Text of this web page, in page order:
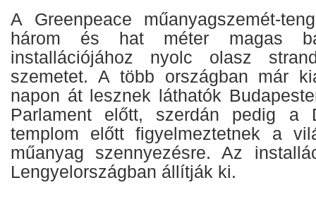
A Greenpeace műanyagszemét-
három és hat méter magas
installációjához nyolc olasz
szemetet. A több országban már
napon át lesznek láthatók
Parlament előtt, szerdán pedig a
templom előtt figyelmeztetnek a
műanyag szennyezésre. Az
Lengyelországban állítják ki.